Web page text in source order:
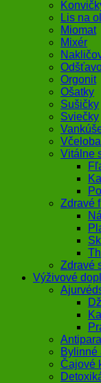
Lis na
Miomat
Mixér
Orgonit
Ošatky
Sušičky
Sviečky
Včelobal
Vitálne
Zdravé
Zdravé
Výživové
Bylinné
Čajové